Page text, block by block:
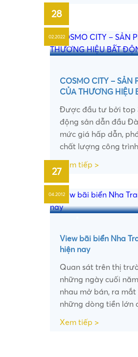
28
02.2022
COSMO CITY – SẢN
CỦA THƯƠNG HIỆU
Được đầu tư bởi top
động sản dẫn đầu
mức giá hấp dẫn,
chất lượng công
Xem tiếp >
27
04.2012
View bãi biển Nha
hiện nay
Quan sát trên thị
những ngày cuối
nhau mở bán, ra
những dòng tiền lớn
Xem tiếp >